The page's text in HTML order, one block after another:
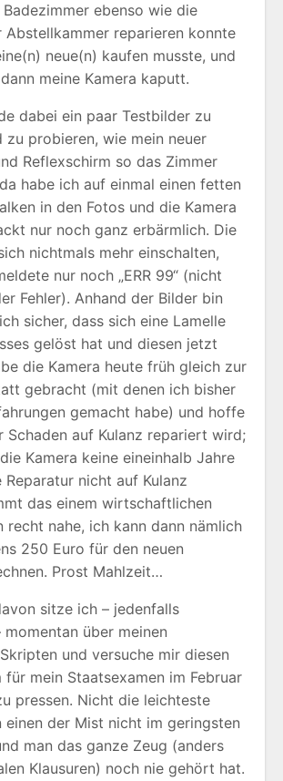
ebenso wie die
Abstellkammer reparieren konnte
neue(n) kaufen musste, und
meine Kamera kaputt.
dabei ein paar Testbilder zu
zu probieren, wie mein neuer
Reflexschirm so das Zimmer
habe ich auf einmal einen fetten
in den Fotos und die Kamera
nur noch ganz erbärmlich. Die
nichtmals mehr einschalten,
nur noch „ERR 99“ (nicht
Fehler). Anhand der Bilder bin
sicher, dass sich eine Lamelle
gelöst hat und diesen jetzt
die Kamera heute früh gleich zur
gebracht (mit denen ich bisher
gemacht habe) und hoffe
Schaden auf Kulanz repariert wird;
Kamera keine eineinhalb Jahre
nicht auf Kulanz
das einem wirtschaftlichen
recht nahe, ich kann dann nämlich
250 Euro für den neuen
Prost Mahlzeit…
sitze ich – jedenfalls
über meinen
und versuche mir diesen
für mein Staatsexamen im Februar
pressen. Nicht die leichteste
einen der Mist nicht im geringsten
man das ganze Zeug (anders
Klausuren) noch nie gehört hat.